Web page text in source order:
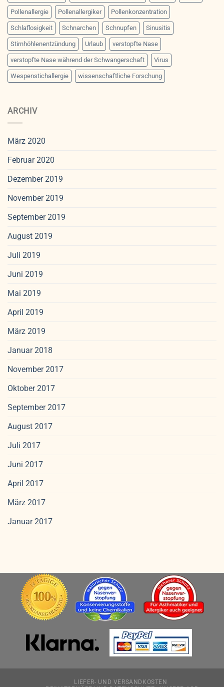
Pollenallergie Pollenallergiker Pollenkonzentration
Schlaflosigkeit Schnarchen Schnupfen Sinusitis
Stirnhöhlenentzündung Urlaub verstopfte Nase
verstopfte Nase während der Schwangerschaft Virus
Wespenstichallergie wissenschaftliche Forschung
ARCHIV
März 2020
Februar 2020
Dezember 2019
November 2019
September 2019
August 2019
Juli 2019
Juni 2019
Mai 2019
April 2019
März 2019
Januar 2018
November 2017
Oktober 2017
September 2017
August 2017
Juli 2017
Juni 2017
April 2017
März 2017
Januar 2017
LIEFER- UND VERSANDKOSTEN